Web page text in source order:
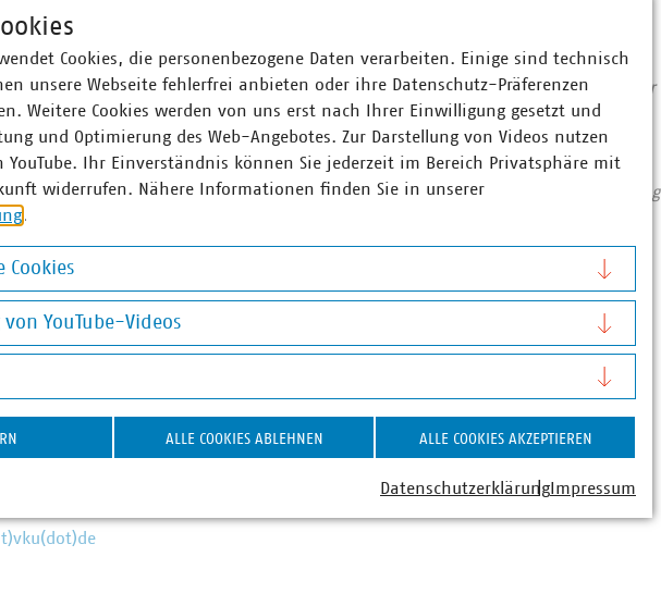
Wärme 88 Prozent, Trinkwasser 89 Prozent, Abwasser 45 Prozent. Die
entsorgt jeden Tag 31.500 Tonnen Abfall und hat seit 1990 rund 76 Prozent
– damit ist sie der Hidden Champion des Klimaschutzes. Immer mehr
engagieren sich im Breitbandausbau: 206 Unternehmen investieren pro Jahr über
wollen 80 Prozent der kommunalen Unternehmen den
Anschlüsse für Antennen an ihr Glasfasernetz anbieten.
Zahlen Daten Fakten
am Laufen – denn nichts geschieht, wenn es nicht vor Ort passiert: Unser Beitrag
Unsere Positionen:
der Abfallvermeidung /
Up Europe
Cookies, die personenbezogene Daten verarbeiten. Einige sind technisch
unsere Webseite fehlerfrei anbieten oder ihre Datenschutz-Präferenzen
Weitere Cookies werden von uns erst nach Ihrer Einwilligung gesetzt und
und Optimierung des Web-Angebotes. Zur Darstellung von Videos nutzen
YouTube. Ihr Einverständnis können Sie jederzeit im Bereich Privatsphäre mit
widerrufen. Nähere Informationen finden Sie in unserer
.
Cookies
von YouTube-Videos
YouTube-Videos
ALLE COOKIES ABLEHNEN ALLE COOKIES AKZEPTIEREN
Datenschutzerklärung Impressum